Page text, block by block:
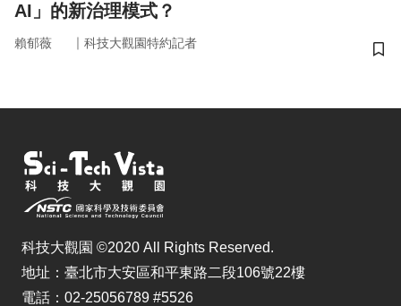
AI」的新治理模式？
賴郁薇 ｜ 科技大觀園特約記者
儲
科技大觀園 ©2020 All Rights Reserved.
地址：臺北市大安區和平東路二段106號22樓
電話：02-25056789 #5526